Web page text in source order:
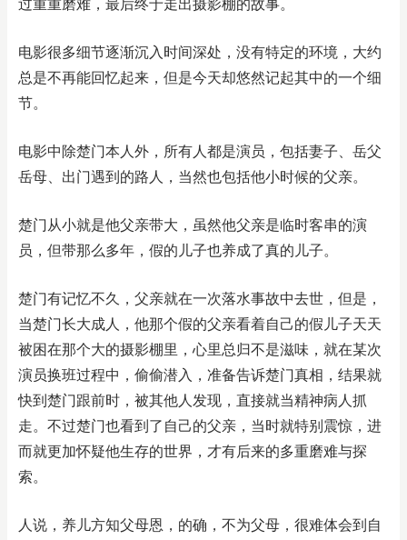
过重重磨难，最后终于走出摄影棚的故事。
电影很多细节逐渐沉入时间深处，没有特定的环境，大约
总是不再能回忆起来，但是今天却悠然记起其中的一个细
节。
电影中除楚门本人外，所有人都是演员，包括妻子、岳父
岳母、出门遇到的路人，当然也包括他小时候的父亲。
楚门从小就是他父亲带大，虽然他父亲是临时客串的演
员，但带那么多年，假的儿子也养成了真的儿子。
楚门有记忆不久，父亲就在一次落水事故中去世，但是，
当楚门长大成人，他那个假的父亲看着自己的假儿子天天
被困在那个大的摄影棚里，心里总归不是滋味，就在某次
演员换班过程中，偷偷潜入，准备告诉楚门真相，结果就
快到楚门跟前时，被其他人发现，直接就当精神病人抓
走。不过楚门也看到了自己的父亲，当时就特别震惊，进
而就更加怀疑他生存的世界，才有后来的多重磨难与探
索。
人说，养儿方知父母恩，的确，不为父母，很难体会到自